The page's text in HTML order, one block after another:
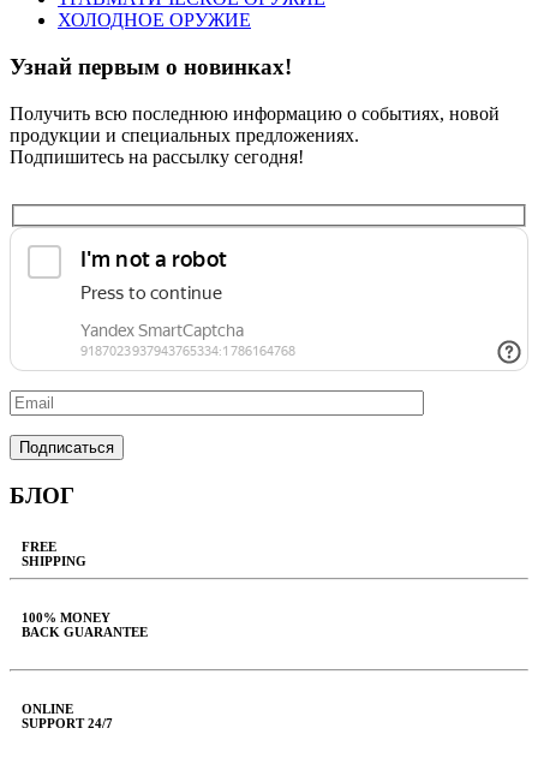
ХОЛОДНОЕ ОРУЖИЕ
Узнай первым о новинках!
Получить всю последнюю информацию о событиях, новой
продукции и специальных предложениях.
Подпишитесь на рассылку сегодня!
БЛОГ
FREE
SHIPPING
100% MONEY
BACK GUARANTEE
ONLINE
SUPPORT 24/7